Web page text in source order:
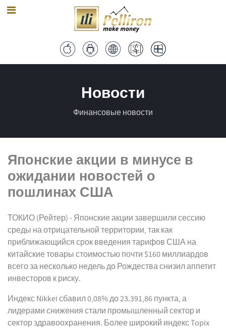
Новости
Финансовые новости
Японские акции в минусе в
ожидании новостей о
пошлинах США
ТОКИО (Рейтер) - Японские акции завершили сессию
среды на отрицательной территории, так как
приближающийся срок введения тарифов США на
китайские товары стоимостью почти $160 миллиардов
всего за несколько недель до Рождества снизил аппетит
инвесторов к риску.
Индекс Nikkei сбавил 0,08% до 23.391,86 пункта, а
лидерами снижения стали промышленный сектор и
сектор здравоохранения. Более широкий индекс Topix